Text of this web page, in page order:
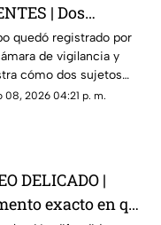
| Dos
enc4ñonan a
y se llevan
quedó registrado por
de vigilancia y
cómo dos sujetos
a un conductor y a
08, 2026 04:21 p. m.
DELICADO |
exacto en que